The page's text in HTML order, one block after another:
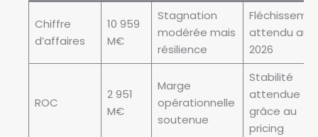
Chiffre
d’affaires
10 959
M€
Stagnation
modérée mais
résilience
attendu au
2026
ROC
2 951
M€
Marge
opérationnelle
soutenue
Stabilité
attendue
grâce au
pricing